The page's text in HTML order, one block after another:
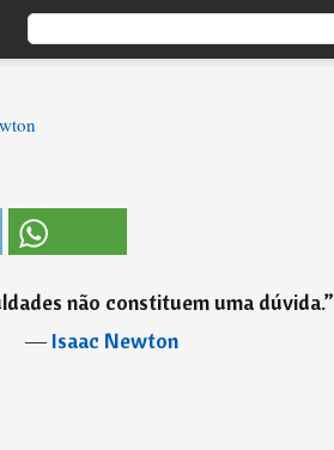
não constituem uma dúvida.”
―Isaac Newton